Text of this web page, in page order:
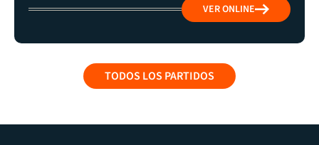
VER ONLINE
TODOS LOS PARTIDOS